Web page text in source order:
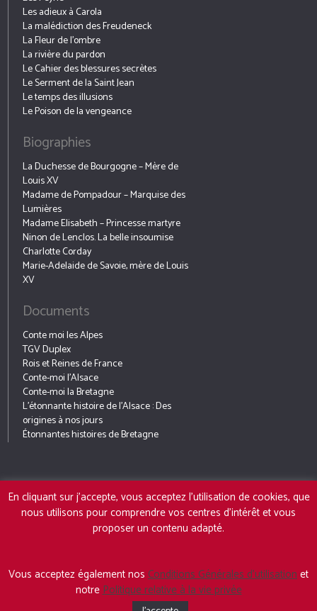
Les adieux à Carola
La malédiction des Freudeneck
La Fleur de l’ombre
La rivière du pardon
Le Cahier des blessures secrètes
Le Serment de la Saint Jean
Le temps des illusions
Le Poison de la vengeance
Biographies
La Duchesse de Bourgogne – Mère de
Louis XV
Madame de Pompadour – Marquise des
Lumières
Madame Elisabeth – Princesse martyre
Ninon de Lenclos. La belle insoumise
Charlotte Corday
Marie-Adelaide de Savoie, mère de Louis
XV
Documents
Conte moi les Alpes
TGV Duplex
Rois et Reines de France
Conte-moi l’Alsace
Conte-moi la Bretagne
L’étonnante histoire de l’Alsace : Des
origines à nos jours
Étonnantes histoires de Bretagne
ACCUEIL L’AUTEUR LIVRES ACTUALITÉS
MON
BLOG
PRESSE ALSACE
Conditions Générales d'utilisation - Charte de confidentialité -
Contact © Copyright 2026 Martial Debriffe – Ecrivain.
En cliquant sur j'accepte, vous acceptez l'utilisation de cookies, que
nous utilisons pour comprendre vos centres d'intérêt et vous
proposer un contenu adapté.
Vous acceptez également nos Conditions Générales d’utilisationet
notrePolitique relative à la vie privée